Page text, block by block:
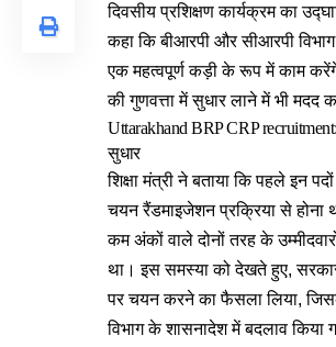
दिवसीय प्रशिक्षण कार्यक्रम का
कहा कि बीआरपी और सीआरपी
एक महत्वपूर्ण कड़ी के रूप में काम करेंगे
की गुणवत्ता में सुधार लाने में भी मदद
Uttarakhand BRP CRP recruitment:
सुधार
शिक्षा मंत्री ने बताया कि पहले इन
चयन रैंडमाइजेशन प्रक्रिया से
कम अंकों वाले दोनों तरह के
था। इस समस्या को देखते हुए,
पर चयन करने का फैसला लिया,
विभाग के शासनादेश में बदलाव किया